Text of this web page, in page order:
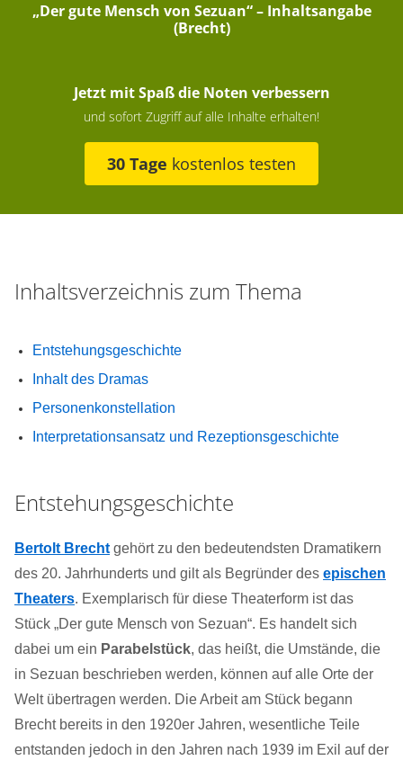
„Der gute Mensch von Sezuan“ – Inhaltsangabe
(Brecht)
Jetzt mit Spaß die Noten verbessern
und sofort Zugriff auf alle Inhalte erhalten!
30 Tage kostenlos testen
Inhaltsverzeichnis zum Thema
Entstehungsgeschichte
Inhalt des Dramas
Personenkonstellation
Interpretationsansatz und Rezeptionsgeschichte
Entstehungsgeschichte
Bertolt Brecht gehört zu den bedeutendsten Dramatikern
des 20. Jahrhunderts und gilt als Begründer des epischen
Theaters. Exemplarisch für diese Theaterform ist das
Stück „Der gute Mensch von Sezuan“. Es handelt sich
dabei um ein Parabelstück, das heißt, die Umstände, die
in Sezuan beschrieben werden, können auf alle Orte der
Welt übertragen werden. Die Arbeit am Stück begann
Brecht bereits in den 1920er Jahren, wesentliche Teile
entstanden jedoch in den Jahren nach 1939 im Exil auf der